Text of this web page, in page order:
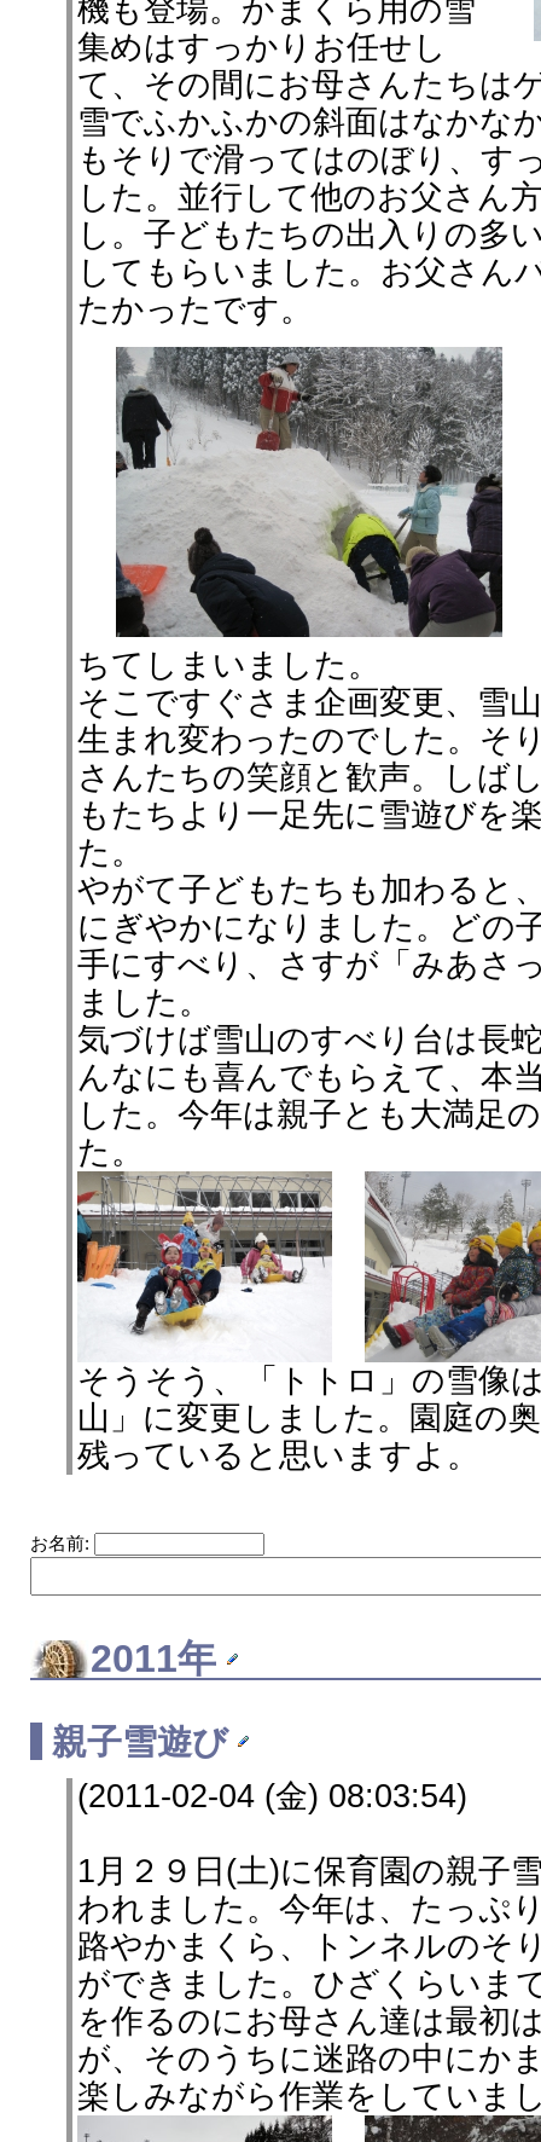
機も登場。かまくら用の雪
集めはすっかりお任せし
て、その間にお母さんたちは
雪でふかふかの斜面はなかな
もそりで滑ってはのぼり、す
した。並行して他のお父さん
し。子どもたちの出入りの多
してもらいました。お父さん
たかったです。
ちてしまいました。
そこですぐさま企画変更、雪
生まれ変わったのでした。そ
さんたちの笑顔と歓声。しば
もたちより一足先に雪遊びを
た。
やがて子どもたちも加わると
にぎやかになりました。どの
手にすべり、さすが「みあさ
ました。
気づけば雪山のすべり台は長
んなにも喜んでもらえて、本
した。今年は親子とも大満足
た。
そうそう、「トトロ」の雪像
山」に変更しました。園庭の
残っていると思いますよ。
お名前:
2011年
親子雪遊び
(2011-02-04 (金) 08:03:54)
1月２９日(土)に保育園の親子
われました。今年は、たっぷ
路やかまくら、トンネルのそ
ができました。ひざくらいま
を作るのにお母さん達は最初
が、そのうちに迷路の中にか
楽しみながら作業をしていま